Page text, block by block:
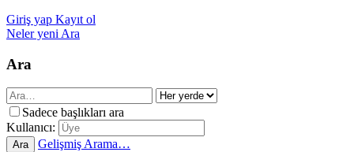
Giriş yap Kayıt ol
Neler yeni Ara
Ara
Sadece başlıkları ara
Kullanıcı:
Ara
Gelişmiş Arama…